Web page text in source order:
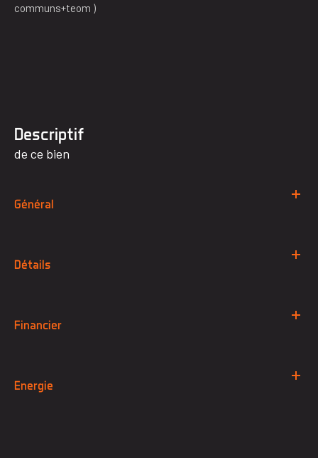
communs+teom )
descriptif
de ce bien
Général
Détails
Financier
Energie